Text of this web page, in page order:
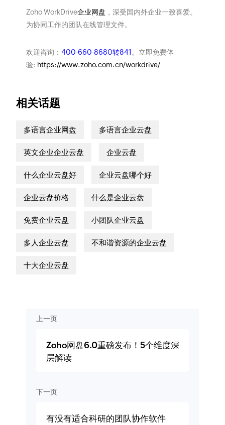
Zoho WorkDrive企业网盘 ，深受国内外企业一致喜爱。
为协同工作的团队在线管理文件。
欢迎咨询： 400-660-8680转841 。立即免费体
验: https://www.zoho.com.cn/workdrive/
相关话题
多语言企业网盘 多语言企业云盘
英文企业企业云盘 企业云盘
什么企业云盘好 企业云盘哪个好
企业云盘价格 什么是企业云盘
免费企业云盘 小团队企业云盘
多人企业云盘 不和谐资源的企业云盘
十大企业云盘
上一页
Zoho网盘6.0重磅发布！5个维度深
层解读
下一页
有没有适合科研的团队协作软件